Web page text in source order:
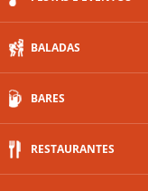
BALADAS
BARES
RESTAURANTES